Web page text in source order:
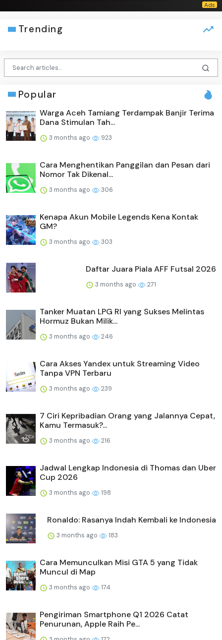
Trending
Popular
Warga Aceh Tamiang Terdampak Banjir Terima
Dana Stimulan Tah...
3 months ago 923
Cara Menghentikan Panggilan dan Pesan dari
Nomor Tak Dikenal...
3 months ago 306
Kenapa Akun Mobile Legends Kena Kontak
GM?
3 months ago 303
Daftar Juara Piala AFF Futsal 2026
3 months ago 271
Tanker Muatan LPG RI yang Sukses Melintas
Hormuz Bukan Milik...
3 months ago 246
Cara Akses Yandex untuk Streaming Video
Tanpa VPN Terbaru
3 months ago 239
7 Ciri Kepribadian Orang yang Jalannya Cepat,
Kamu Termasuk?...
3 months ago 216
Jadwal Lengkap Indonesia di Thomas dan Uber
Cup 2026
3 months ago 198
Ronaldo: Rasanya Indah Kembali ke Indonesia
3 months ago 183
Cara Memunculkan Misi GTA 5 yang Tidak
Muncul di Map
3 months ago 174
Pengiriman Smartphone Q1 2026 Catat
Penurunan, Apple Raih Pe...